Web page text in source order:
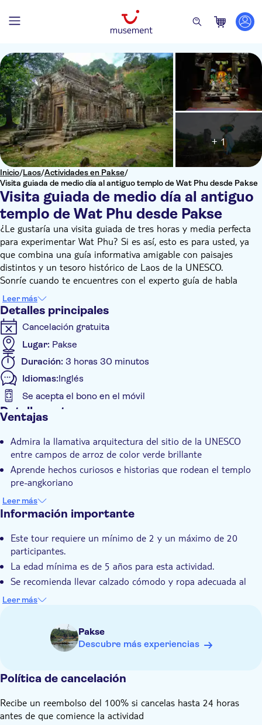
Inicio/Laos/Actividades en Pakse/
Visita guiada de medio día al antiguo templo de Wat Phu desde Pakse
Visita guiada de medio día al antiguo
templo de Wat Phu desde Pakse
+ 1
¿Le gustaría una visita guiada de tres horas y media perfecta
para experimentar Wat Phu? Si es así, esto es para usted, ya
que combina una guía informativa amigable con paisajes
distintos y un tesoro histórico de Laos de la UNESCO.
Sonríe cuando te encuentres con el experto guía de habla
inglesa. Luego, siéntese y admire las vistas mientras viaja a la
provincia de Champasak. Aprenda sobre el templo pre-
angkoriano de Wat Phu, que es el foco y aumente su curiosidad
mientras escucha a la guía.
Maravíllate cuando veas los restos del templo ubicados en la
ladera del monte Phou Khao. Sus ojos se agrandarán con las
vistas de las llanuras circundantes, los campos de arroz de
color verde brillante y el río Mekong que se desliza. Para un
toque local, te detendrás en un pueblo en el camino de regreso
para completar la experiencia.
Leer más
Detalles principales
Cancelación gratuita
Lugar: Pakse
Duración: 3 horas 30 minutos
Idiomas:Inglés
Se acepta el bono en el móvil
Detalles extra
Entrada incluida
Visita guiada
Bono electrónico
Transporte incluido
Ventajas
Admira la llamativa arquitectura del sitio de la UNESCO
entre campos de arroz de color verde brillante
Aprende hechos curiosos e historias que rodean el templo
pre-angkoriano
Siente la atmósfera de la ubicación en la ladera del monte
Phou Khao
Leer más
Información importante
Este tour requiere un mínimo de 2 y un máximo de 20
participantes.
La edad mínima es de 5 años para esta actividad.
Se recomienda llevar calzado cómodo y ropa adecuada al
clima. Es posible que sea necesario cubrir las rodillas y los
hombros para respetar la cultura local.
Recuerda llevar tu cámara, bloqueador solar y gorra.
Proporcione los detalles de la información del pasaporte y
complete la carta de aprobación en la Oficina de Turismo de
Leer más
Pakse
Descubre más experiencias
Política de cancelación
Recibe un reembolso del 100% si cancelas hasta 24 horas
antes de que comience la actividad